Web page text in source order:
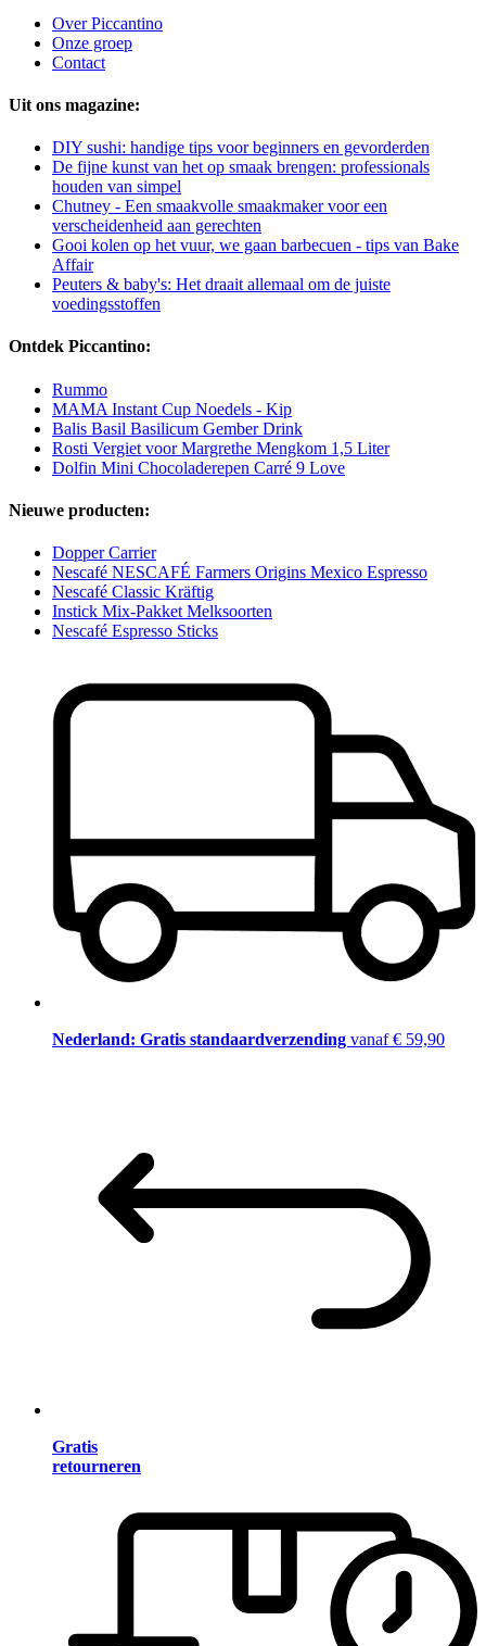
Over Piccantino
Onze groep
Contact
Uit ons magazine:
DIY sushi: handige tips voor beginners en gevorderden
De fijne kunst van het op smaak brengen: professionals
houden van simpel
Chutney - Een smaakvolle smaakmaker voor een
verscheidenheid aan gerechten
Gooi kolen op het vuur, we gaan barbecuen - tips van Bake
Affair
Peuters & baby's: Het draait allemaal om de juiste
voedingsstoffen
Ontdek Piccantino:
Rummo
MAMA Instant Cup Noedels - Kip
Balis Basil Basilicum Gember Drink
Rosti Vergiet voor Margrethe Mengkom 1,5 Liter
Dolfin Mini Chocoladerepen Carré 9 Love
Nieuwe producten:
Dopper Carrier
Nescafé NESCAFÉ Farmers Origins Mexico Espresso
Nescafé Classic Kräftig
Instick Mix-Pakket Melksoorten
Nescafé Espresso Sticks
Nederland: Gratis standaardverzending vanaf € 59,90
Gratis
retourneren